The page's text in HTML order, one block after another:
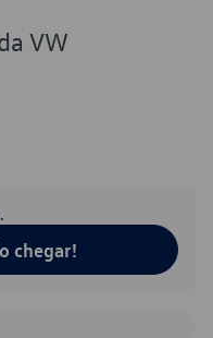
VW
chegar!